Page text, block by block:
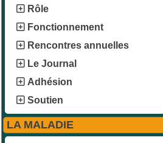
Rôle
Fonctionnement
Rencontres annuelles
Le Journal
Adhésion
Soutien
LA MALADIE